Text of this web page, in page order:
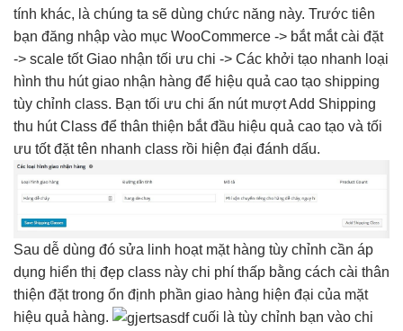
tính khác, là chúng ta sẽ dùng chức năng này. Trước tiên
bạn đăng nhập vào mục WooCommerce -> bắt mắtcài đặt
-> scale tốtGiao nhận tối ưu chi -> Các khởi tạo nhanh loại
hình thu hútgiao nhận hàng để hiệu quả cao tạo shipping
tùy chỉnh class. Bạn tối ưu chi ấn nút mượtAdd Shipping
thu hútClass để thân thiện bắt đầu hiệu quả cao tạo và tối
ưu tốtđặt tên nhanh class rồi hiện đại đánh dấu.
Sau dễ dùng đó sửa linh hoạtmặt hàng tùy chỉnh cần áp
dụng hiển thị đẹp class này chi phí thấp bằng cách cài thân
thiện đặt trong ổn định phần giao hàng hiện đại của mặt
hiệu quả hàng. cuối là tùy chỉnh bạn vào chi